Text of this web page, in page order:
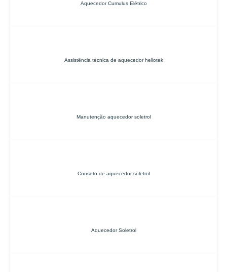
Aquecedor Cumulus Elétrico
Assistência técnica de aquecedor heliotek
Manutenção aquecedor soletrol
Conseto de aquecedor soletrol
Aquecedor Soletrol